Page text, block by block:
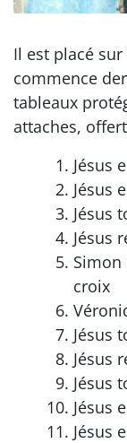
Il est placé
commence
tableaux
attaches,
Jésus
Jésus
Jésus
Jésus
Simon
croix
Jésus
Jésus
Jésus
Jésus
Jésus